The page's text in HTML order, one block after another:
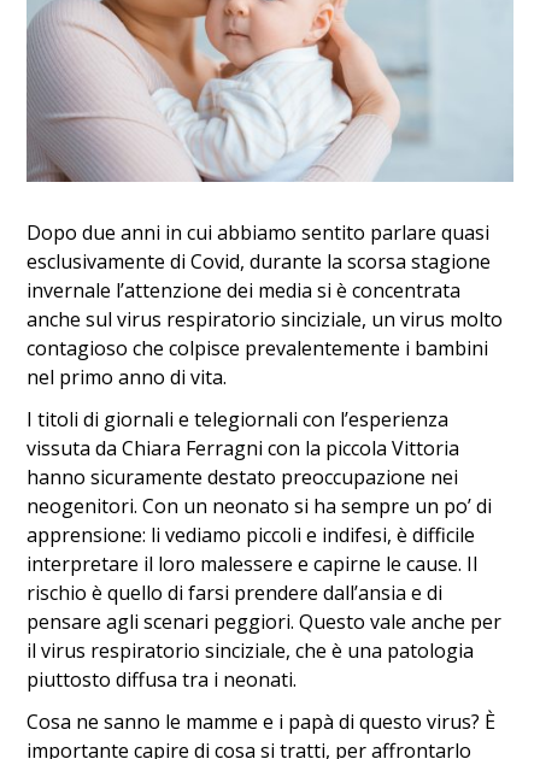
Dopo due anni in cui abbiamo sentito parlare quasi
esclusivamente di Covid, durante la scorsa stagione
invernale l’attenzione dei media si è concentrata
anche sul virus respiratorio sinciziale, un virus molto
contagioso che colpisce prevalentemente i bambini
nel primo anno di vita.
I titoli di giornali e telegiornali con l’esperienza
vissuta da Chiara Ferragni con la piccola Vittoria
hanno sicuramente destato preoccupazione nei
neogenitori. Con un neonato si ha sempre un po’ di
apprensione: li vediamo piccoli e indifesi, è difficile
interpretare il loro malessere e capirne le cause. Il
rischio è quello di farsi prendere dall’ansia e di
pensare agli scenari peggiori. Questo vale anche per
il virus respiratorio sinciziale, che è una patologia
piuttosto diffusa tra i neonati.
Cosa ne sanno le mamme e i papà di questo virus? È
importante capire di cosa si tratti, per affrontarlo